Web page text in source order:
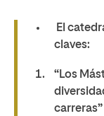
El
claves:
“Los
carreras”